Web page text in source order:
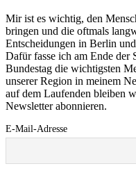
Mir ist es wichtig, den
bringen und die oftmals
Entscheidungen in Berlin
Dafür fasse ich am Ende der
Bundestag die wichtigsten
unserer Region in meinem
auf dem Laufenden bleiben
Newsletter abonnieren.
E-Mail-Adresse